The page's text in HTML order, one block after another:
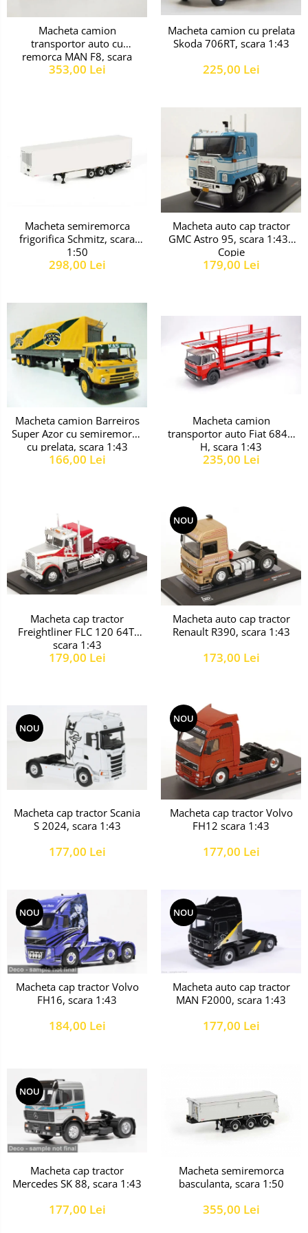
Macheta camion
transportor auto cu
remorca MAN F8, scara
1:43
353,00 Lei
Macheta camion cu prelata
Skoda 706RT, scara 1:43
225,00 Lei
Macheta semiremorca
frigorifica Schmitz, scara
1:50
298,00 Lei
Macheta auto cap tractor
GMC Astro 95, scara 1:43 -
Copie
179,00 Lei
Macheta camion Barreiros
Super Azor cu semiremorca
cu prelata, scara 1:43
166,00 Lei
Macheta camion
transportor auto Fiat 684N
H, scara 1:43
235,00 Lei
Macheta cap tractor
Freightliner FLC 120 64T,
scara 1:43
179,00 Lei
NOU
Macheta auto cap tractor
Renault R390, scara 1:43
173,00 Lei
NOU
Macheta cap tractor Scania
S 2024, scara 1:43
177,00 Lei
NOU
Macheta cap tractor Volvo
FH12 scara 1:43
177,00 Lei
NOU
Macheta cap tractor Volvo
FH16, scara 1:43
184,00 Lei
NOU
Macheta auto cap tractor
MAN F2000, scara 1:43
177,00 Lei
NOU
Macheta cap tractor
Mercedes SK 88, scara 1:43
177,00 Lei
Macheta semiremorca
basculanta, scara 1:50
355,00 Lei